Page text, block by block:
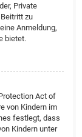
Private
zu
Anmeldung,
bietet.
Act of
von Kindern im
festlegt, dass
Kindern unter